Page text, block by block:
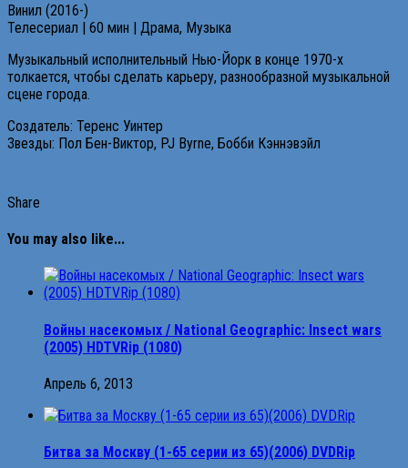
Винил (2016-)
Телесериал | 60 мин | Драма, Музыка
Музыкальный исполнительный Нью-Йорк в конце 1970-х
толкается, чтобы сделать карьеру, разнообразной музыкальной
сцене города.
Создатель: Теренс Уинтер
Звезды: Пол Бен-Виктор, PJ Byrne, Бобби Кэннэвэйл
Share
You may also like...
Войны насекомых / National Geographic: Insect wars
(2005) HDTVRip (1080)
Апрель 6, 2013
Битва за Москву (1-65 серии из 65)(2006) DVDRip